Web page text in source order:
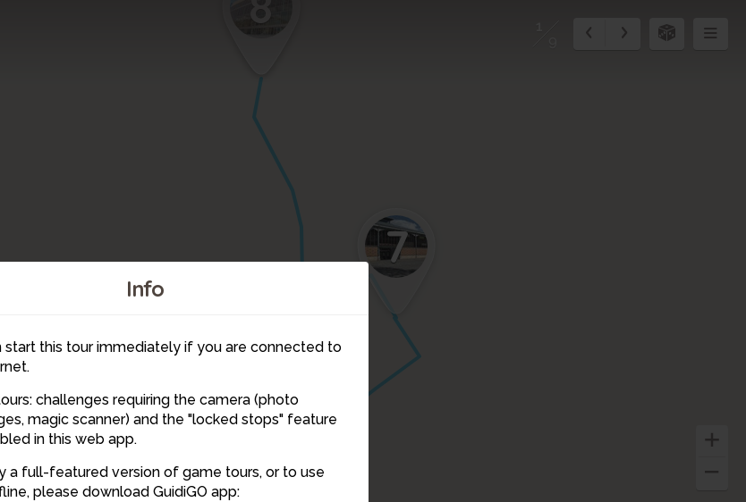
Info
start this tour immediately if you are connected to
challenges requiring the camera (photo
magic scanner) and the "locked stops" feature
in this web app.
a full-featured version of game tours, or to use
please download GuidiGO app:
7
6
3
2
1